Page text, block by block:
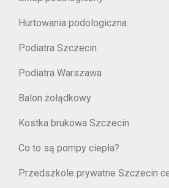
Hurtowania podologiczna
Podiatra Szczecin
Podiatra Warszawa
Balon żołądkowy
Kostka brukowa Szczecin
Co to są pompy ciepła?
Przedszkole prywatne Szczecin